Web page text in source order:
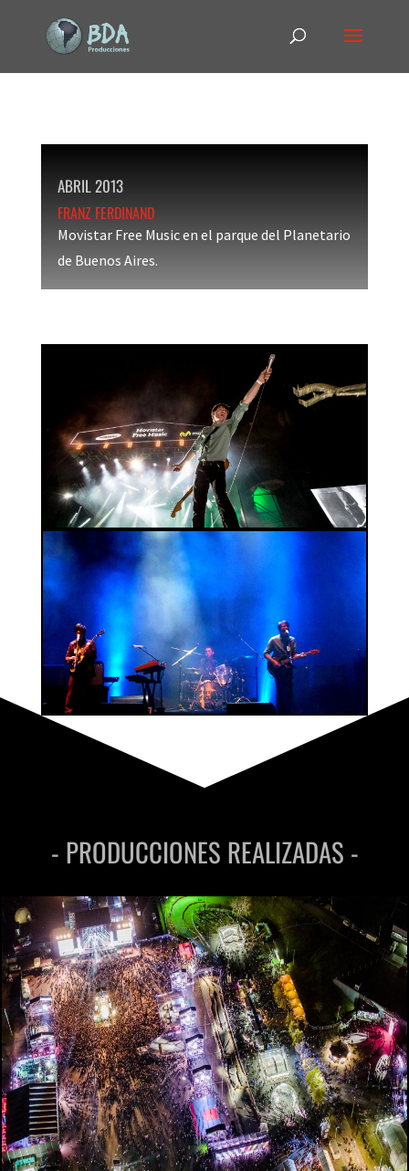
ABRIL 2013
FRANZ FERDINAND
Movistar Free Music en el parque del Planetario
de Buenos Aires.
- PRODUCCIONES REALIZADAS -